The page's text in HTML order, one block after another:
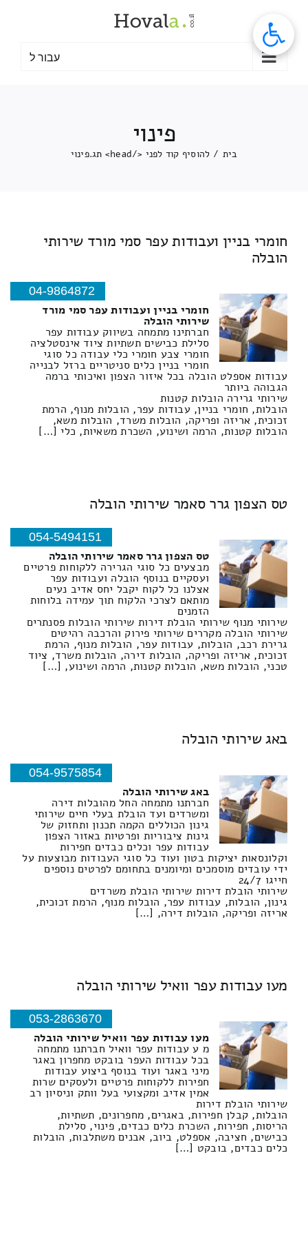
עבור ל
פינוי
בית / להוסיף קוד לפני </head> תג. פינוי
חומרי בניין ועבודות עפר סמי מורד שירותי
הובלה
04-9864872
חומרי בניין ועבודות עפר סמי מורד
שירותי הובלה
חברתינו מתמחה בשיווק עבודות עפר
סלילת כבישים תשתיות ציוד אינסטלציה
חומרי צבע חומרי כלי עבודה כל סוגי
חומרי בניין כלים סניטריים ברזל לבנייה
עבודות אספלט הובלה בכל איזור הצפון ואיכותי ברמה
הגבוהה ביותר
שירותי גרירה הובלות קטנות
הובלות, חומרי בניין, עבודות עפר, הובלות מנוף, הרמת
זכוכית, אריזה ופריקה, הובלות משרד, הובלות משא,
הובלות קטנות, הרמה ושינוע, השכרת משאיות, כלי […]
טס הצפון גרר סאמר שירותי הובלה
054-5494151
טס הצפון גרר סאמר שירותי הובלה
מבצעים כל סוגי הגרירה ללקוחות פרטיים
ועסקיים בנוסף הובלה ועבודות עפר
אצלנו כל לקוח יקבל יחס אדיב נעים
מותאם לצרכי הלקוח תוך עמידה בלוחות
הזמנים
שירותי מנוף שירותי הובלת דירות שירותי הובלות פסנתרים
שירותי הובלה מקררים שירותי פירוק והרכבה רהיטים
גרירת רכב, הובלות, עבודות עפר, הובלות מנוף, הרמת
זכוכית, אריזה ופריקה, הובלות דירה, הובלות משרד, ציוד
טכני, הובלות משא, הובלות קטנות, הרמה ושינוע, […]
באג שירותי הובלה
054-9575854
באג שירותי הובלה
חברתנו מתמחה החל מהובלות דירה
ומשרדים ועד הובלת בעלי חיים שירותי
גינון הכוללים הקמה תכנון ותחזוק של
גינות ציבוריות ופרטיות באזור הצפון
עבודות עפר וכלים כבדים חפירות
וקלונסאות יציקות בטון ועוד כל סוגי העבודות מבוצעות על
ידי עובדים מוסמכים ומיומנים בתחומם לפרטים נוספים
חייגו 24/7
שירותי הובלת דירות שירותי הובלת משרדים
גינון, הובלות, עבודות עפר, הובלות מנוף, הרמת זכוכית,
אריזה ופריקה, הובלות דירה, […]
מעו עבודות עפר וואיל שירותי הובלה
053-2863670
מעו עבודות עפר וואיל שירותי הובלה
מ ע עבודות עפר וואיל חברתנו מתמחה
בכל עבודות העפר בובקט מחפרון באגר
מיני באגר ועוד בנוסף ביצוע עבודות
חפירות ללקוחות פרטיים ולעסקים שרות
אמין אדיב ומקצועי בעל וותק וניסיון רב
שירותי הובלת דירות
הובלות, קבלן חפירות, באגרים, מחפרונים, תשתיות,
הריסות, חפירות, השכרת כלים כבדים, פינוי, סלילת
כבישים, חציבה, אספלט, ביוב, אבנים משתלבות, הובלות
כלים כבדים, בובקט […]